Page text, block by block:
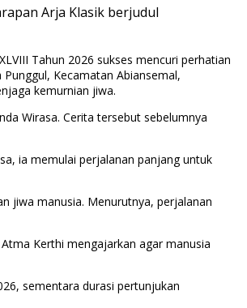
Arja Klasik berjudul
Tahun 2026 sukses mencuri perhatian
Kecamatan Abiansemal,
kemurnian jiwa.
Wirasa. Cerita tersebut sebelumnya
ia memulai perjalanan panjang untuk
jiwa manusia. Menurutnya, perjalanan
Kerthi mengajarkan agar manusia
sementara durasi pertunjukan